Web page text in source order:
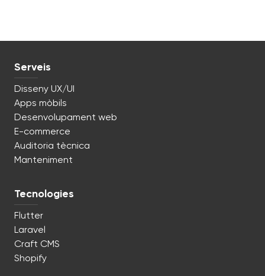
Serveis
Disseny UX/UI
Apps mòbils
Desenvolupament web
E-commerce
Auditoria tècnica
Manteniment
Tecnologies
Flutter
Laravel
Craft CMS
Shopify